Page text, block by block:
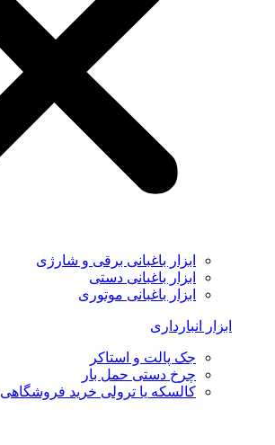
ابزار باغبانی برقی و شارژی
ابزار باغبانی دستی
ابزار باغبانی موتوری
ابزار انبارداری
جک پالت و استاکر
چرخ دستی حمل بار
کالسکه یا ترولی خرید فروشگاهی